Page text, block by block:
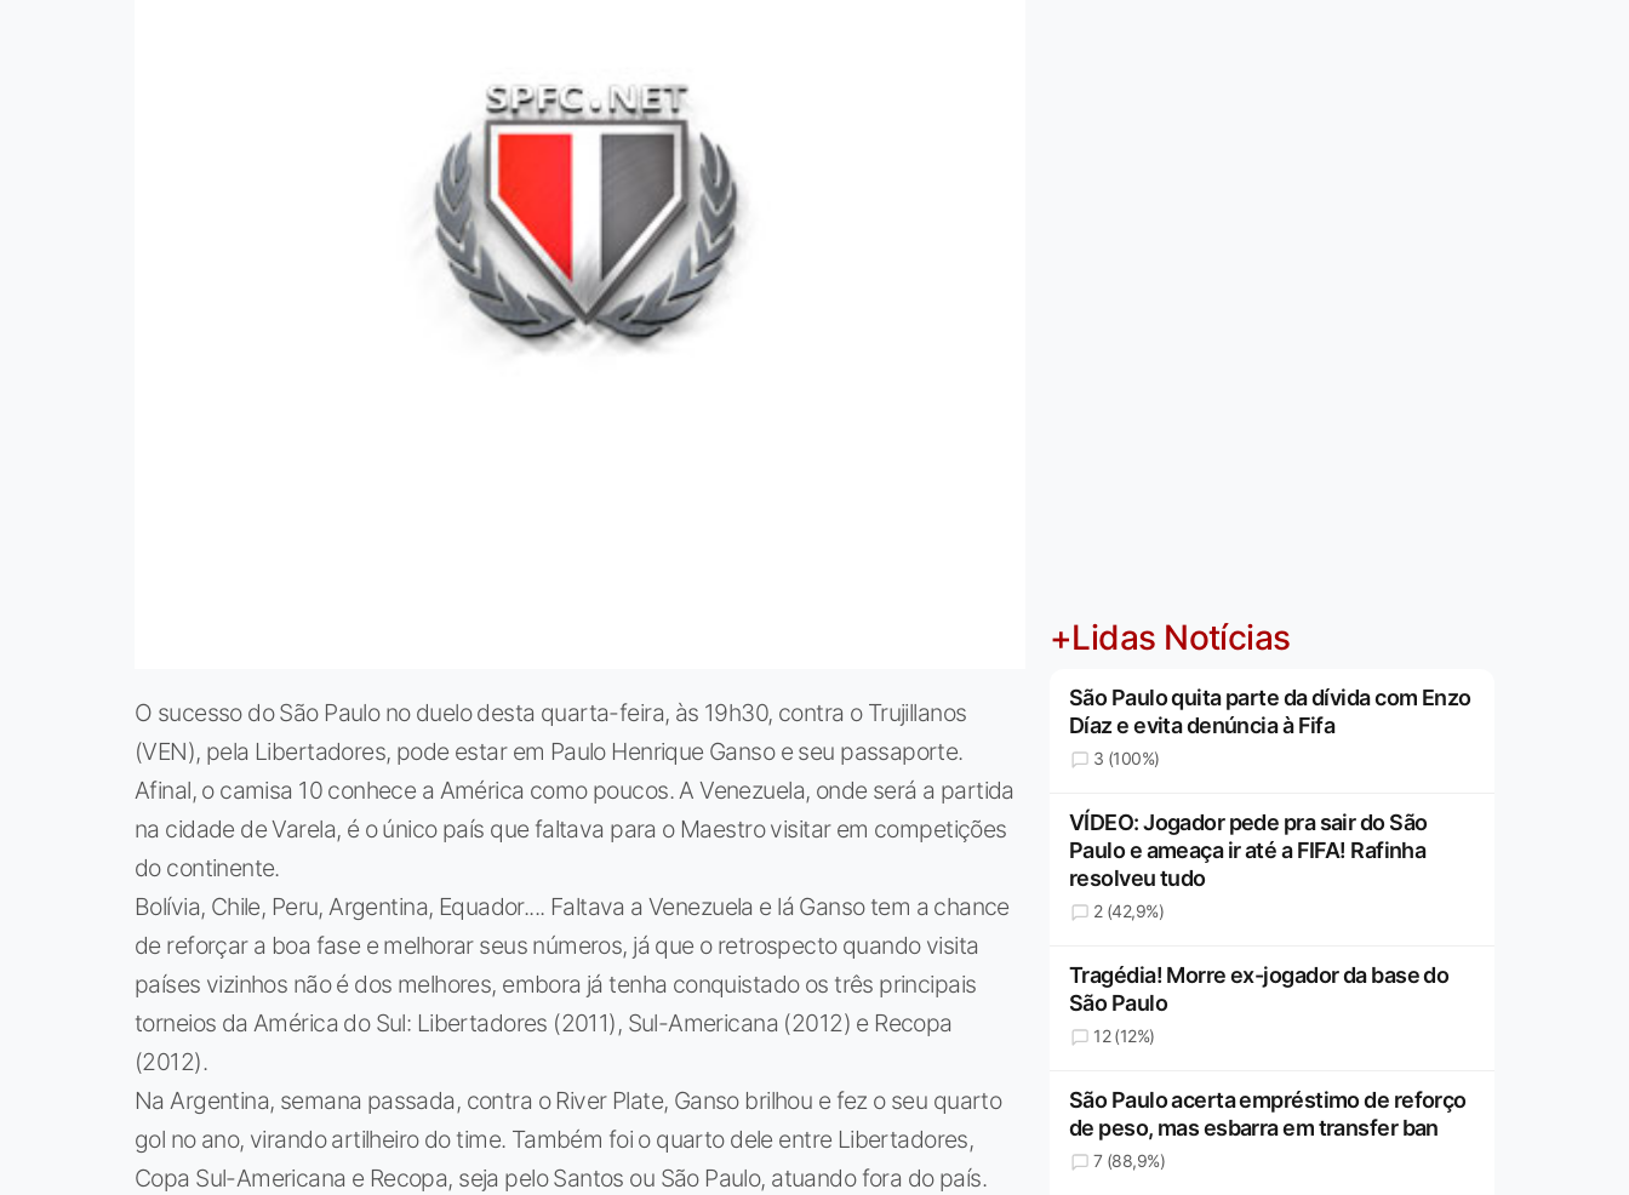
O sucesso do São Paulo no duelo desta quarta-feira, às 19h30, contra o Trujillanos
(VEN), pela Libertadores, pode estar em Paulo Henrique Ganso e seu passaporte.
Afinal, o camisa 10 conhece a América como poucos. A Venezuela, onde será a partida
na cidade de Varela, é o único país que faltava para o Maestro visitar em competições
do continente.
Bolívia, Chile, Peru, Argentina, Equador.... Faltava a Venezuela e lá Ganso tem a chance
de reforçar a boa fase e melhorar seus números, já que o retrospecto quando visita
países vizinhos não é dos melhores, embora já tenha conquistado os três principais
torneios da América do Sul: Libertadores (2011), Sul-Americana (2012) e Recopa
(2012).
Na Argentina, semana passada, contra o River Plate, Ganso brilhou e fez o seu quarto
gol no ano, virando artilheiro do time. Também foi o quarto dele entre Libertadores,
Copa Sul-Americana e Recopa, seja pelo Santos ou São Paulo, atuando fora do país.
+Lidas Notícias
São Paulo quita parte da dívida com Enzo
Díaz e evita denúncia à Fifa
3 (100%)
VÍDEO: Jogador pede pra sair do São
Paulo e ameaça ir até a FIFA! Rafinha
resolveu tudo
2 (42,9%)
Tragédia! Morre ex-jogador da base do
São Paulo
12 (12%)
São Paulo acerta empréstimo de reforço
de peso, mas esbarra em transfer ban
7 (88,9%)